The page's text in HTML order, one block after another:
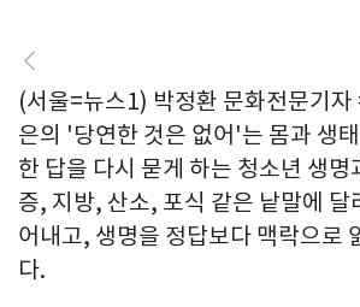
(서울=뉴스1) 박정환 문화전문기자
은의 '당연한 것은 없어'는 몸과 생
한 답을 다시 묻게 하는 청소년 생명
증, 지방, 산소, 포식 같은 낱말에 달
어내고, 생명을 정답보다 맥락으로
다.